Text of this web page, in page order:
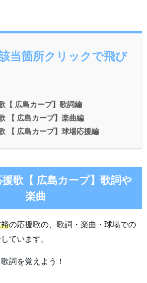
当箇所クリックで飛び
【 広島カープ】歌詞編
【 広島カープ】楽曲編
【 広島カープ】球場応援編
歌【 広島カープ】歌詞や
楽曲
の応援歌の、歌詞・楽曲・球場での
ています。
詞を覚えよう！